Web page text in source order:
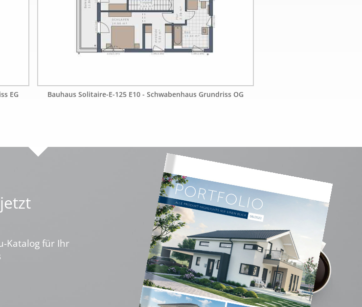
EG Bauhaus Solitaire-E-125 E10 - Schwabenhaus Grundriss OG
Katalog für Ihr